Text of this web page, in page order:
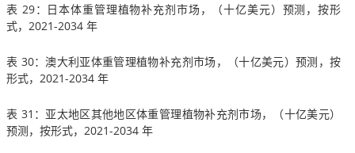
表 29：日本体重管理植物补充剂市场，（十亿美元）预测，按形
式，2021-2034 年
表 30：澳大利亚体重管理植物补充剂市场，（十亿美元）预测，按
形式，2021-2034 年
表 31：亚太地区其他地区体重管理植物补充剂市场，（十亿美元）
预测，按形式，2021-2034 年